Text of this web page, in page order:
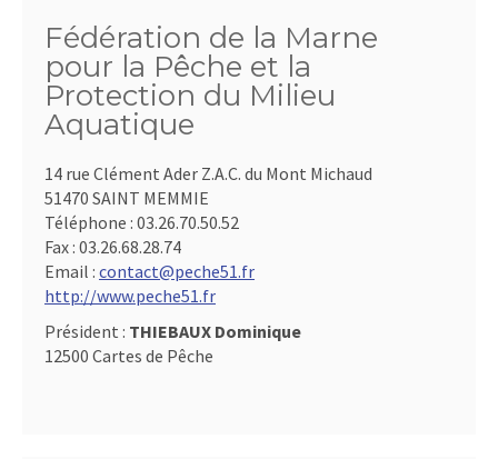
Fédération de la Marne
pour la Pêche et la
Protection du Milieu
Aquatique
14 rue Clément Ader Z.A.C. du Mont Michaud
51470 SAINT MEMMIE
Téléphone : 03.26.70.50.52
Fax : 03.26.68.28.74
Email : contact@peche51.fr
http://www.peche51.fr
Président : THIEBAUX Dominique
12500 Cartes de Pêche